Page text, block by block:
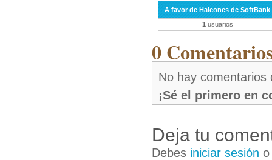
A favor de Halcones de SoftBank
1 usuarios
0
No hay comentarios
¡Sé el primero en
Deja tu
Debes iniciar sesión